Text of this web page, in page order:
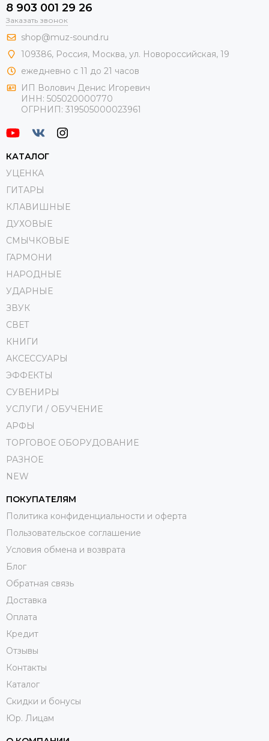
8 903 001 29 26
Заказать звонок
shop@muz-sound.ru
109386, Россия, Москва, ул. Новороссийская, 19
ежедневно с 11 до 21 часов
ИП Волович Денис Игоревич
ИНН: 505020000770
ОГРНИП: 319505000023961
КАТАЛОГ
УЦЕНКА
ГИТАРЫ
КЛАВИШНЫЕ
ДУХОВЫЕ
СМЫЧКОВЫЕ
ГАРМОНИ
НАРОДНЫЕ
УДАРНЫЕ
ЗВУК
СВЕТ
КНИГИ
АКСЕССУАРЫ
ЭФФЕКТЫ
СУВЕНИРЫ
УСЛУГИ / ОБУЧЕНИЕ
АРФЫ
ТОРГОВОЕ ОБОРУДОВАНИЕ
РАЗНОЕ
NEW
ПОКУПАТЕЛЯМ
Политика конфиденциальности и оферта
Пользовательское соглашение
Условия обмена и возврата
Блог
Обратная связь
Доставка
Оплата
Кредит
Отзывы
Контакты
Каталог
Скидки и бонусы
Юр. Лицам